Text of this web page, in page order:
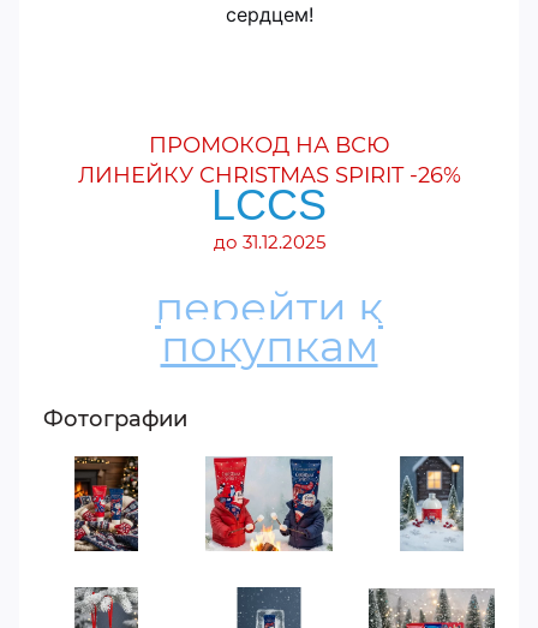
сердцем!
ПРОМОКОД НА ВСЮ
ЛИНЕЙКУ CHRISTMAS SPIRIT -26%
LCCS
до 31.12.2025
перейти к
покупкам
Фотографии